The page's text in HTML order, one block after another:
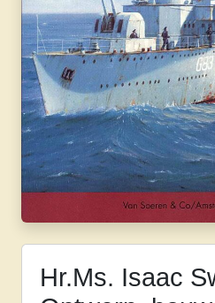
Hr.Ms. Isaac